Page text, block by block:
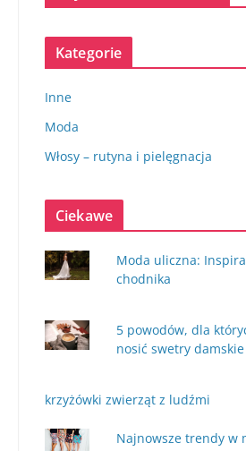
Kategorie
Inne
Moda
Włosy – rutyna i pielęgnacja
Ciekawe
Moda uliczna:
chodnika
5 powodów, dla
nosić swetry damskie
krzyżówki zwierząt z ludźmi
Najnowsze trendy w